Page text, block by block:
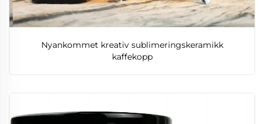
Nyankommet kreativ sublimeringskeramikk
kaffekopp